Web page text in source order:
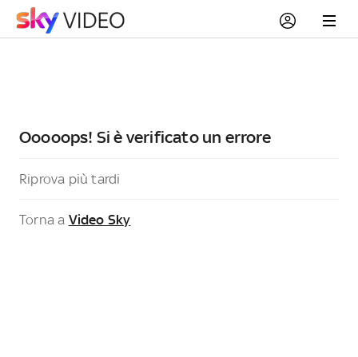
Ooooops! Si è verificato un errore
Riprova più tardi
Torna a Video Sky